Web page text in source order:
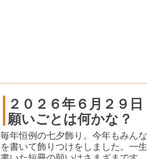
２０２６年６月２９日
願いごとは何かな？
毎年恒例の七夕飾り。今年もみん
を書いて飾りつけをしました。一